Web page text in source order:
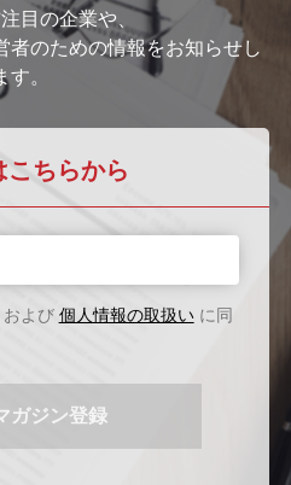
目の企業や、
者のための情報をお知らせし
す。
こちらから
および 個人情報の取扱いに同